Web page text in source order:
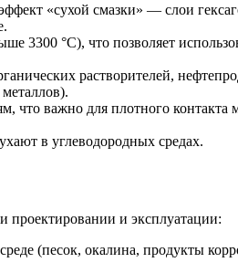
«сухой смазки» — слои
3300 °С), что позволяет
растворителей,
что важно для плотного
в углеводородных средах.
проектировании и эксплуатации:
(песок, окалина, продукты